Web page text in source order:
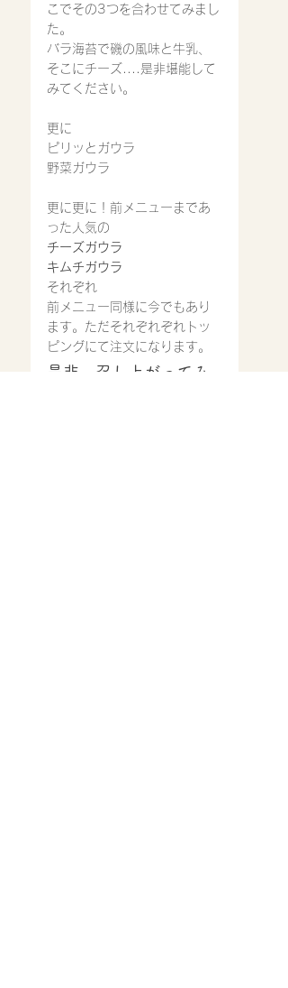
こでその3つを合わせてみまし
た。
バラ海苔で磯の風味と牛乳、
そこにチーズ....是非堪能して
みてください。
更に
ピリッとガウラ
野菜ガウラ
更に更に！前メニューまであ
った人気の
チーズガウラ
キムチガウラ
それぞれ
前メニュー同様に今でもあり
ます。ただそれぞれぞれトッ
ピングにて注文になります。
是非、召し上がってみ